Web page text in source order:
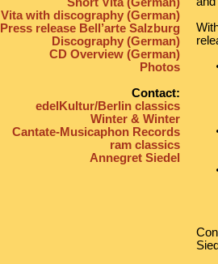
Vita with discography (German)
Press release Bell’arte Salzburg
Discography (German)
CD Overview (German)
Photos
Contact:
edelKultur/Berlin classics
Winter & Winter
Cantate-Musicaphon Records
ram classics
Annegret Siedel